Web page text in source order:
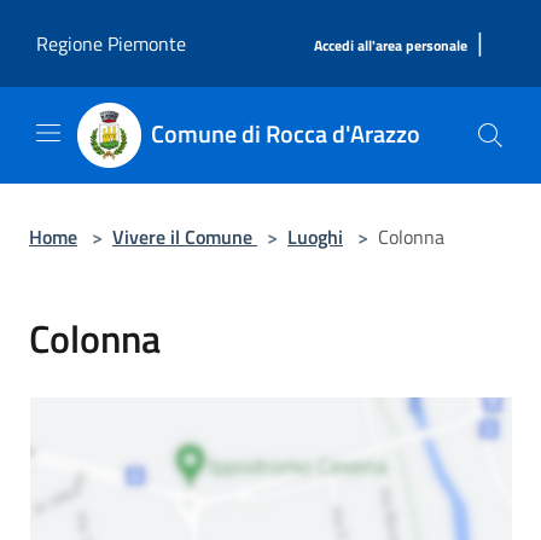
Regione Piemonte
Accedi all'area personale |
Comune di Rocca d'Arazzo
Home > Vivere il Comune > Luoghi > Colonna
Colonna